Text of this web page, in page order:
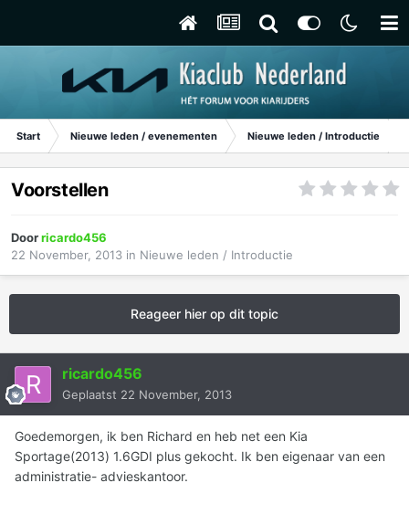
Start Nieuwe leden / evenementen Nieuwe leden / Introductie
Voorstellen
Doorricardo456
22 November, 2013 in Nieuwe leden / Introductie
Reageer hier op dit topic
ricardo456
Geplaatst 22 November, 2013
Goedemorgen, ik ben Richard en heb net een Kia
Sportage(2013) 1.6GDI plus gekocht. Ik ben eigenaar van een
administratie- advieskantoor.